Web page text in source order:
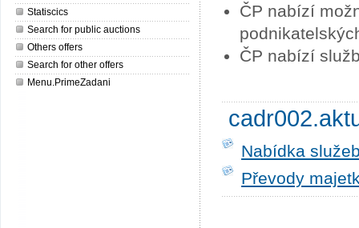
Statiscics
Search for public auctions
Others offers
Search for other offers
Menu.PrimeZadani
ČP nabízí
ČP nabízí
Nabídka
Převody